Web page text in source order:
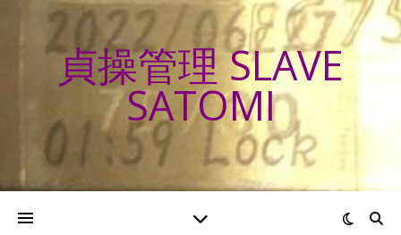
貞操管理 SLAVE
SATOMI